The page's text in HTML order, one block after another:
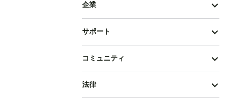
企業
サポート
コミュニティ
法律